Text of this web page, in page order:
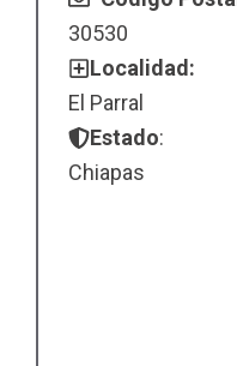
30530
Localidad:
El Parral
Estado:
Chiapas